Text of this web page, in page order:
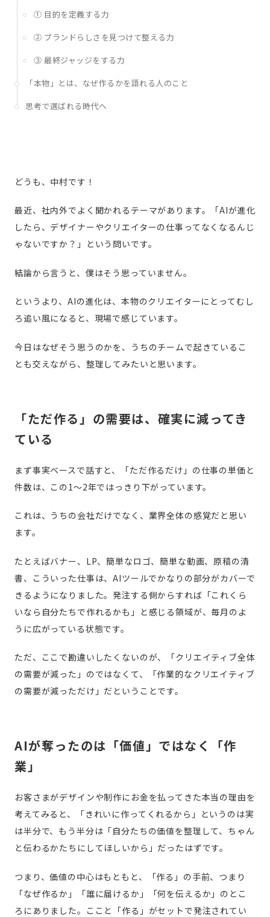
① 目的を定義する力
② ブランドらしさを見つけて整える力
③ 最終ジャッジをする力
「本物」とは、なぜ作るかを語れる人のこと
思考で選ばれる時代へ
どうも、中村です！
最近、社内外でよく聞かれるテーマがあります。「AIが進化
したら、デザイナーやクリエイターの仕事ってなくなるんじ
ゃないですか？」という問いです。
結論から言うと、僕はそう思っていません。
というより、AIの進化は、本物のクリエイターにとってむし
ろ追い風になると、現場で感じています。
今日はなぜそう思うのかを、うちのチームで起きているこ
とも交えながら、整理してみたいと思います。
「ただ作る」の需要は、確実に減ってき
ている
まず事実ベースで話すと、「ただ作るだけ」の仕事の単価と
件数は、この1〜2年ではっきり下がっています。
これは、うちの会社だけでなく、業界全体の感覚だと思い
ます。
たとえばバナー、LP、簡単なロゴ、簡単な動画、原稿の清
書、こういった仕事は、AIツールでかなりの部分がカバーで
きるようになりました。発注する側からすれば「これくら
いなら自分たちで作れるかも」と感じる領域が、毎月のよ
うに広がっている状態です。
ただ、ここで勘違いしたくないのが、「クリエイティブ全体
の需要が減った」のではなくて、「作業的なクリエイティブ
の需要が減っただけ」だということです。
AIが奪ったのは「価値」ではなく「作
業」
お客さまがデザインや制作にお金を払ってきた本当の理由を
考えてみると、「きれいに作ってくれるから」というのは実
は半分で、もう半分は「自分たちの価値を整理して、ちゃん
と伝わるかたちにしてほしいから」だったはずです。
つまり、価値の中心はもともと、「作る」の手前、つまり
「なぜ作るか」「誰に届けるか」「何を伝えるか」のとこ
ろにありました。ここと「作る」がセットで発注されてい